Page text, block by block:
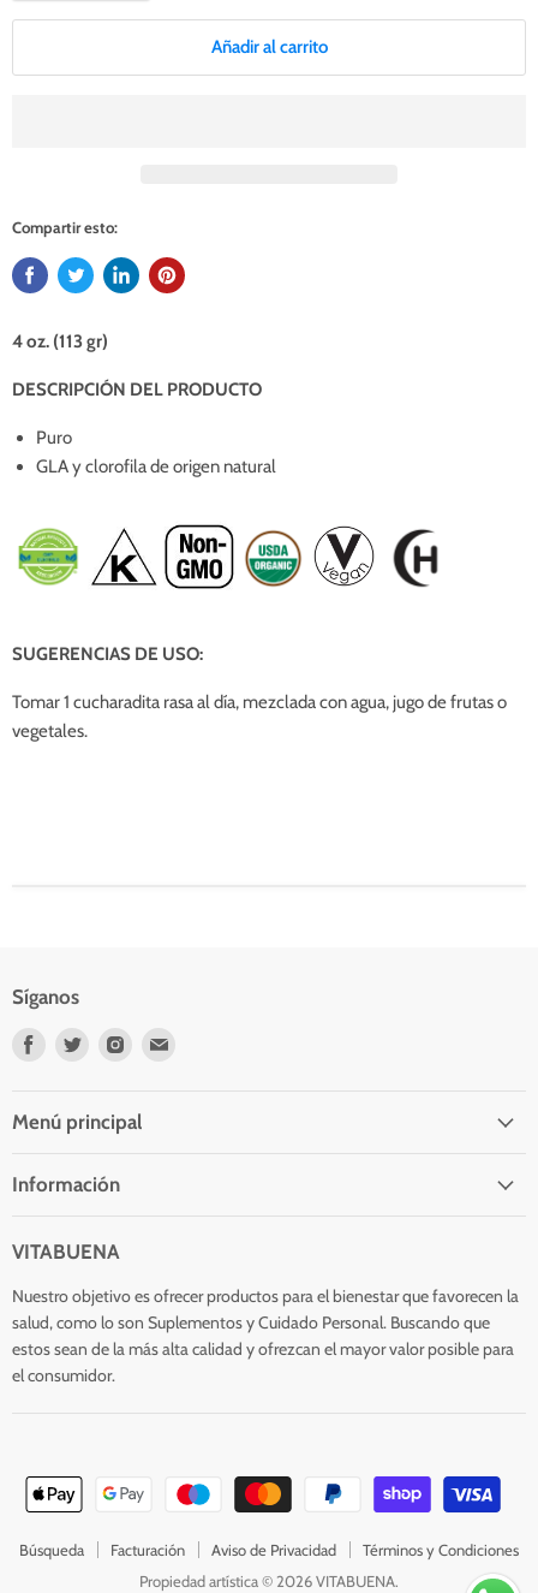
Añadir al carrito
Compartir esto:
4 oz. (113 gr)
DESCRIPCIÓN DEL PRODUCTO
Puro
GLA y clorofila de origen natural
SUGERENCIAS DE USO:
Tomar 1 cucharadita rasa al día, mezclada con agua, jugo de frutas o
vegetales.
Síganos
EncuéntrenosEncuéntrenosEncuéntrenos
Menú principal
Información
VITABUENA
Nuestro objetivo es ofrecer productos para el bienestar que favorecen la
salud, como lo son Suplementos y Cuidado Personal. Buscando que
estos sean de la más alta calidad y ofrezcan el mayor valor posible para
el consumidor.
Búsqueda Facturación Aviso de Privacidad
Términos y Condiciones
Propiedad artística © 2026 VITABUENA.